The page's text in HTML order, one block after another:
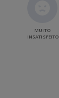
MUITO
INSATISFEITO